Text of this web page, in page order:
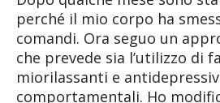
perché il mio corpo ha
comandi. Ora seguo un
che prevede sia l’utilizzo di
miorilassanti e
comportamentali. Ho